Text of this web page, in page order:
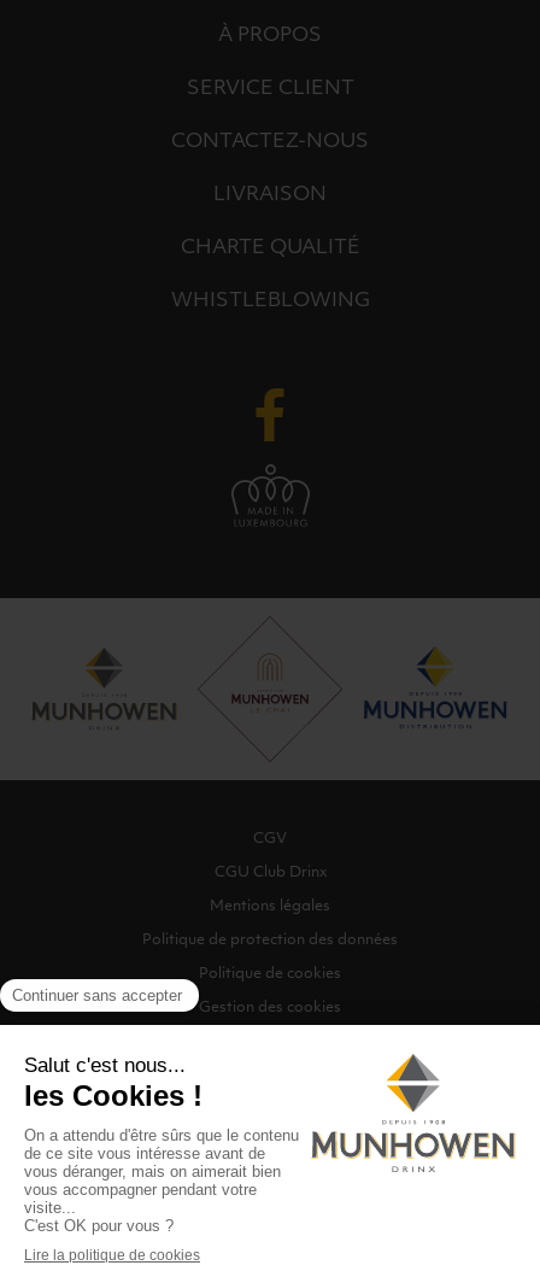
À PROPOS
SERVICE CLIENT
CONTACTEZ-NOUS
LIVRAISON
CHARTE QUALITÉ
WHISTLEBLOWING
CGV
CGU Club Drinx
Mentions légales
Politique de protection des données
Politique de cookies
Gestion des cookies
©2026 Munhowen Drinx / Tous droits réservés
Digitalised by